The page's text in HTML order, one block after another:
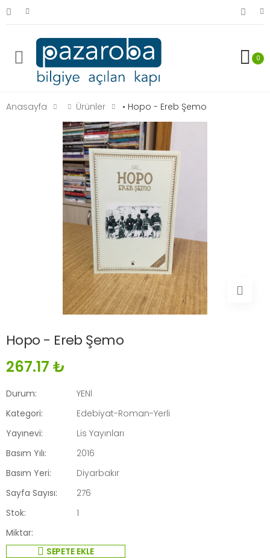
0
Anasayfa Ürünler • Hopo - Ereb Şemo
Hopo - Ereb Şemo
267.17 ₺
Durum:
YENİ
Kategori:
Edebiyat-Roman-Yerli
Yayınevi:
Lis Yayınları
Basım Yılı:
2016
Basım Yeri:
Diyarbakır
Sayfa Sayısı:
276
Stok:
1
Miktar:
SEPETE EKLE